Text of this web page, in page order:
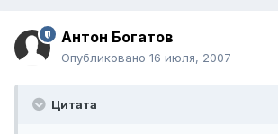
Антон Богатов
Опубликовано 16 июля, 2007
Цитата